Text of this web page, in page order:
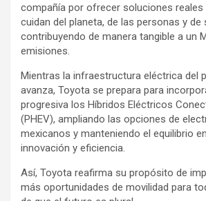
compañía por ofrecer soluciones reales
cuidan del planeta, de las personas y de
contribuyendo de manera tangible a un
emisiones.
Mientras la infraestructura eléctrica del
avanza, Toyota se prepara para
progresiva los Híbridos Eléctricos
(PHEV), ampliando las opciones de
mexicanos y manteniendo el equilibrio
innovación y eficiencia.
Así, Toyota reafirma su propósito de
más oportunidades de movilidad para